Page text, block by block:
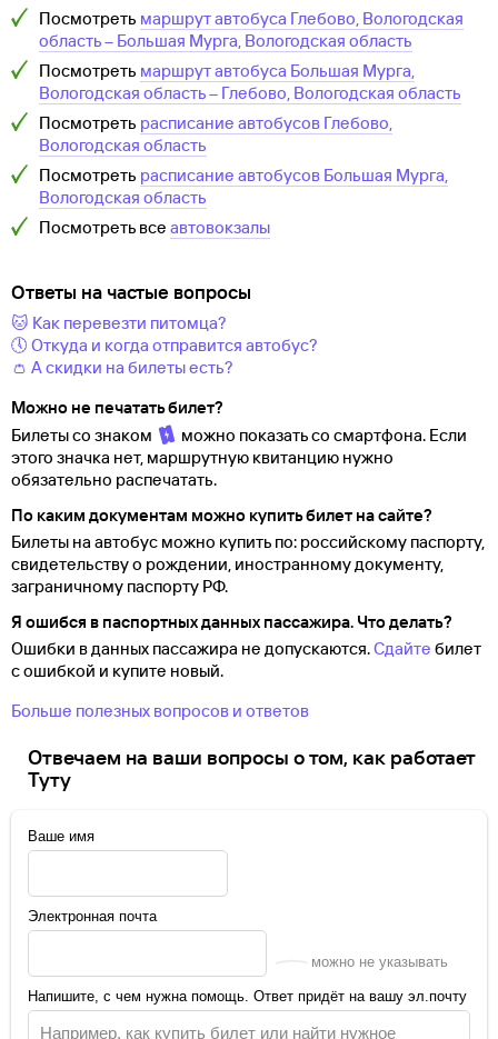
Посмотреть маршрут автобуса Глебово, Вологодская
область– Большая Мурга, Вологодская область
Посмотреть маршрут автобуса Большая Мурга,
Вологодская область– Глебово, Вологодская область
Посмотреть расписание автобусов Глебово,
Вологодская область
Посмотреть расписание автобусов Большая Мурга,
Вологодская область
Посмотреть все автовокзалы
Ответы на частые вопросы
🐱 Как перевезти питомца?
🕔 Откуда и когда отправится автобус?
👛 А скидки на билеты есть?
Можно не печатать билет?
Билеты со знаком
можно показать со смартфона. Если
этого значка нет, маршрутную квитанцию нужно
обязательно распечатать.
По каким документам можно купить билет на сайте?
Билеты на автобус можно купить по: российскому паспорту,
свидетельству о рождении, иностранному документу,
заграничному паспорту РФ.
Я ошибся в паспортных данных пассажира. Что делать?
Ошибки в данных пассажира не допускаются.Сдайте билет
с ошибкой и купите новый.
Больше полезных вопросов и ответов
Отвечаем на ваши вопросы о том, как работает
Туту
Ваше имя
Электронная почта
можно не указывать
Напишите, с чем нужна помощь. Ответ придёт на вашу эл.почту